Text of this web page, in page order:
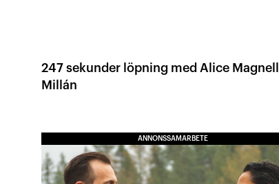
247 sekunder löpning med Alice Magnell
Millán
ANNONSSAMARBETE